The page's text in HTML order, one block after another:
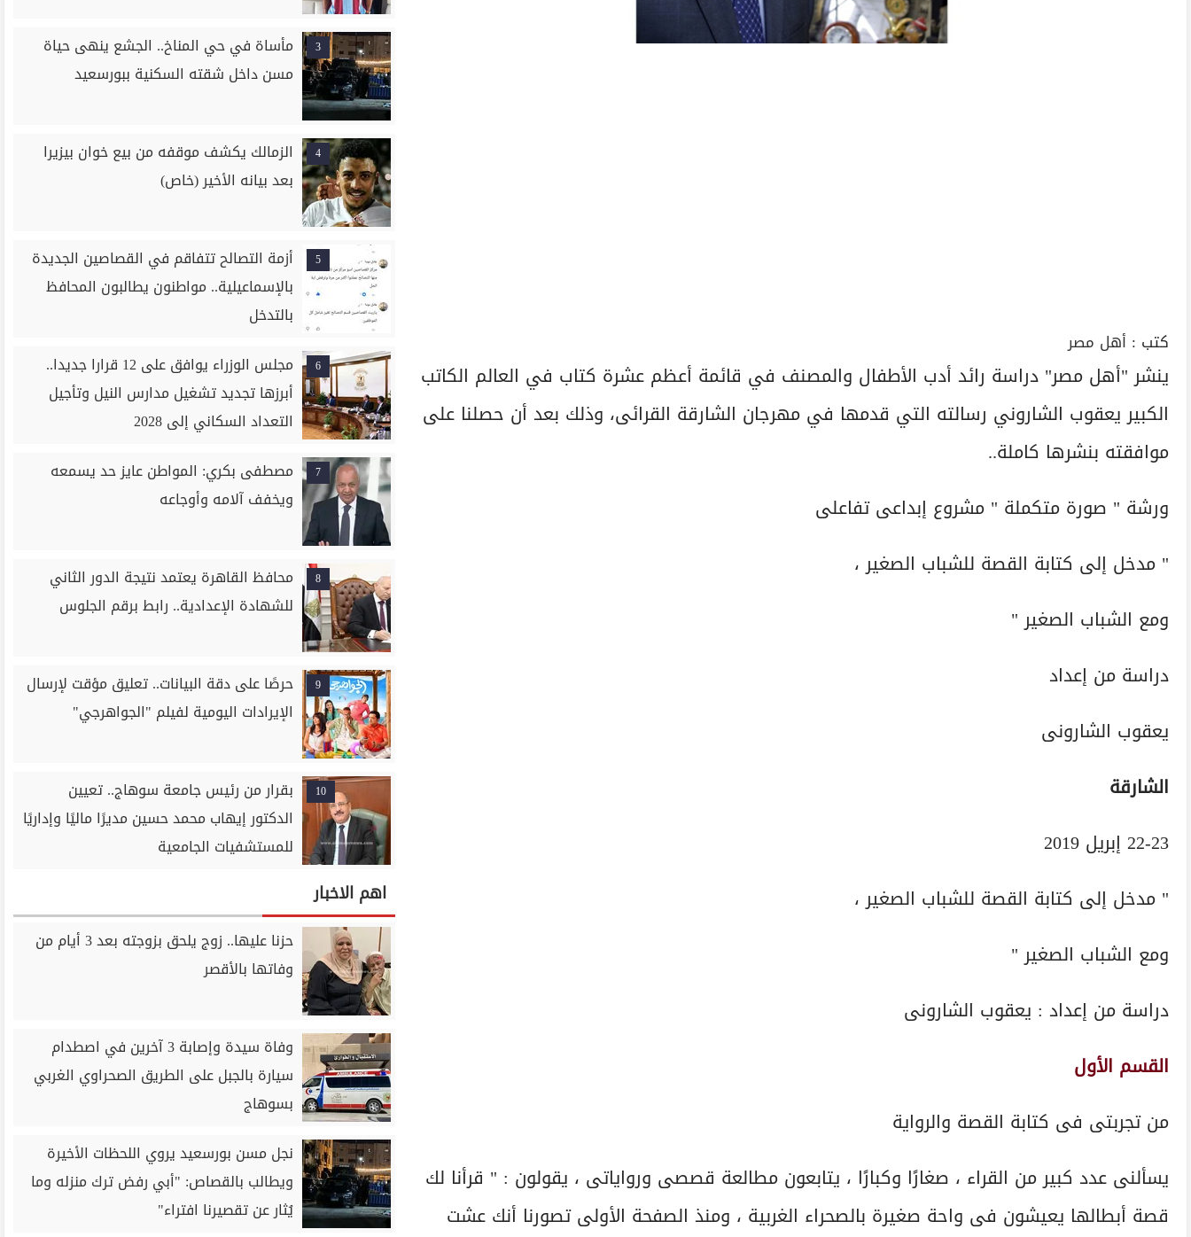
كتب : أهل مصر
ينشر "أهل مصر" دراسة رائد أدب الأطفال والمصنف في قائمة أعظم عشرة كتاب في العالم الكاتب
الكبير يعقوب الشاروني رسالته التي قدمها في مهرجان الشارقة القرائى، وذلك بعد أن حصلنا على
موافقته بنشرها كاملة..
ورشة " صورة متكملة " مشروع إبداعى تفاعلى
" مدخل إلى كتابة القصة للشباب الصغير ،
ومع الشباب الصغير "
دراسة من إعداد
يعقوب الشارونى
الشارقة
22-23 إبريل 2019
" مدخل إلى كتابة القصة للشباب الصغير ،
ومع الشباب الصغير "
دراسة من إعداد : يعقوب الشارونى
القسم الأول
من تجربتى فى كتابة القصة والرواية
يسألنى عدد كبير من القراء ، صغارًا وكبارًا ، يتابعون مطالعة قصصى ورواياتى ، يقولون : " قرأنا لك
قصة أبطالها يعيشون فى واحة صغيرة بالصحراء الغربية ، ومنذ الصفحة الأولى تصورنا أنك عشت
3
مأساة في حي المناخ.. الجشع ينهى حياة
مسن داخل شقته السكنية ببورسعيد
4
الزمالك يكشف موقفه من بيع خوان بيزيرا
بعد بيانه الأخير (خاص)
5
أزمة التصالح تتفاقم في القصاصين الجديدة
بالإسماعيلية.. مواطنون يطالبون المحافظ
بالتدخل
6
مجلس الوزراء يوافق على 12 قرارا جديدا..
أبرزها تجديد تشغيل مدارس النيل وتأجيل
التعداد السكاني إلى 2028
7
مصطفى بكري: المواطن عايز حد يسمعه
ويخفف آلامه وأوجاعه
8
محافظ القاهرة يعتمد نتيجة الدور الثاني
للشهادة الإعدادية.. رابط برقم الجلوس
9
حرصًا على دقة البيانات.. تعليق مؤقت لإرسال
الإيرادات اليومية لفيلم "الجواهرجي"
10
بقرار من رئيس جامعة سوهاج.. تعيين
الدكتور إيهاب محمد حسين مديرًا ماليًا وإداريًا
للمستشفيات الجامعية
اهم الاخبار
حزنا عليها.. زوج يلحق بزوجته بعد 3 أيام من
وفاتها بالأقصر
وفاة سيدة وإصابة 3 آخرين في اصطدام
سيارة بالجبل على الطريق الصحراوي الغربي
بسوهاج
نجل مسن بورسعيد يروي اللحظات الأخيرة
ويطالب بالقصاص: "أبي رفض ترك منزله وما
يُثار عن تقصيرنا افتراء"